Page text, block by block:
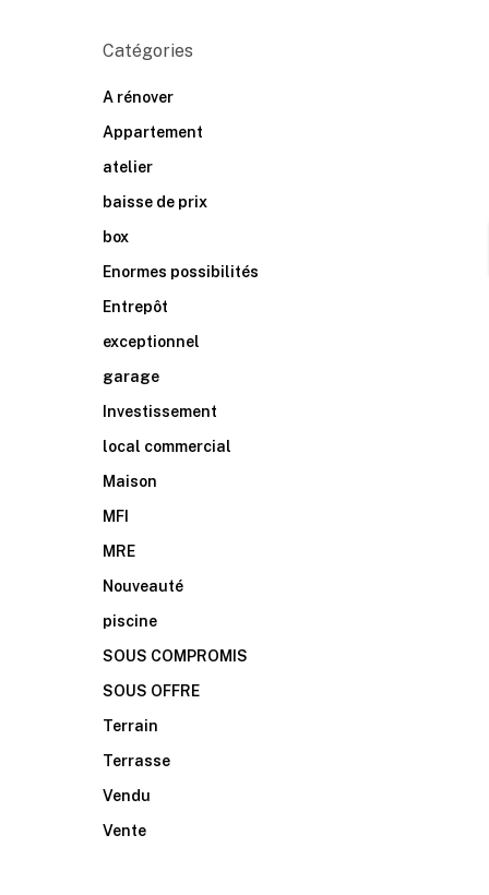
Catégories
A rénover
Appartement
atelier
baisse de prix
box
Enormes possibilités
Entrepôt
exceptionnel
garage
Investissement
local commercial
Maison
MFI
MRE
Nouveauté
piscine
SOUS COMPROMIS
SOUS OFFRE
Terrain
Terrasse
Vendu
Vente